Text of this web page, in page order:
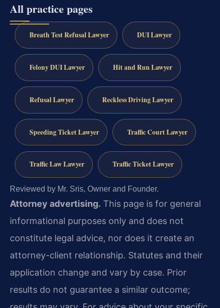
All practice pages
Breath Test Refusal Lawyer DUI Lawyer
Felony DUI Lawyer Hit and Run Lawyer
Refusal Lawyer Reckless Driving Lawyer
Speeding Ticket Lawyer Traffic Court Lawyer
Traffic Law Lawyer Traffic Ticket Lawyer
Reviewed by Mr. Sris, Owner and Founder.
Attorney advertising. This page is for general
informational purposes only and does not
constitute legal advice, nor does it create an
attorney-client relationship. Statutes and their
application change and vary by case. Prior
results do not guarantee a similar outcome;